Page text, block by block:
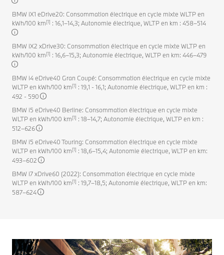
BMW iX1 eDrive20: Consommation électrique en cycle mixte WLTP en
kWh/100 km[1] : 16,1–14,3; Autonomie électrique, WLTP en km : 458–514
BMW iX2 xDrive30: Consommation électrique en cycle mixte WLTP en
kWh/100 km[1] : 16,6–15,3; Autonomie électrique, WLTP en km: 446–479
BMW i4 eDrive40 Gran Coupé: Consommation électrique en cycle mixte
WLTP en kWh/100 km[1] : 19,1 - 16,1; Autonomie électrique, WLTP en km :
492 - 590
BMW i5 eDrive40 Berline: Consommation électrique en cycle mixte
WLTP en kWh/100 km[1] : 18–14,7; Autonomie électrique, WLTP en km :
512–626
BMW i5 eDrive40 Touring: Consommation électrique en cycle mixte
WLTP en kWh/100 km[1] : 18,6–15,4; Autonomie électrique, WLTP en km:
493–602
BMW i7 xDrive60 (2022): Consommation électrique en cycle mixte
WLTP en kWh/100 km[1] : 19,7–18,5; Autonomie électrique, WLTP en km:
587–624